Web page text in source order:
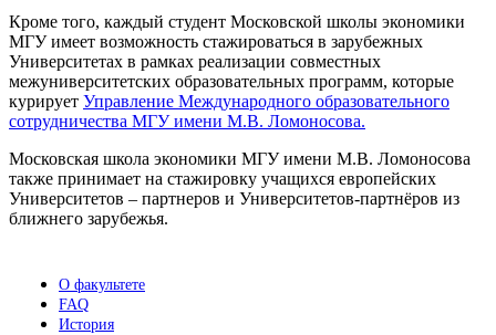
Кроме того, каждый студент Московской школы экономики
МГУ имеет возможность стажироваться в зарубежных
Университетах в рамках реализации совместных
межуниверситетских образовательных программ, которые
курирует Управление Международного образовательного
сотрудничества МГУ имени М.В. Ломоносова.
Московская школа экономики МГУ имени М.В. Ломоносова
также принимает на стажировку учащихся европейских
Университетов – партнеров и Университетов-партнёров из
ближнего зарубежья.
О факультете
FAQ
История